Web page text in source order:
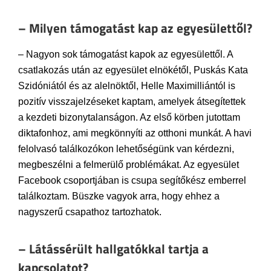
– Milyen támogatást kap az egyesülettől?
– Nagyon sok támogatást kapok az egyesülettől. A
csatlakozás után az egyesület elnökétől, Puskás Kata
Szidóniától és az alelnöktől, Helle Maximilliántól is
pozitív visszajelzéseket kaptam, amelyek átsegítettek
a kezdeti bizonytalanságon. Az első körben jutottam
diktafonhoz, ami megkönnyíti az otthoni munkát. A havi
felolvasó találkozókon lehetőségünk van kérdezni,
megbeszélni a felmerülő problémákat. Az egyesület
Facebook csoportjában is csupa segítőkész emberrel
találkoztam. Büszke vagyok arra, hogy ehhez a
nagyszerű csapathoz tartozhatok.
– Látássérült hallgatókkal tartja a